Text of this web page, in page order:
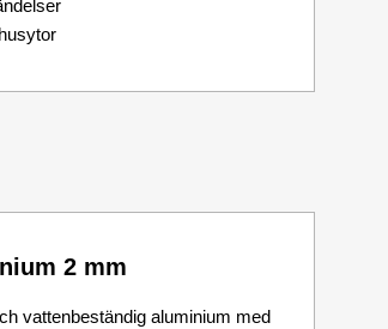
2 mm
vattenbeständig aluminium med